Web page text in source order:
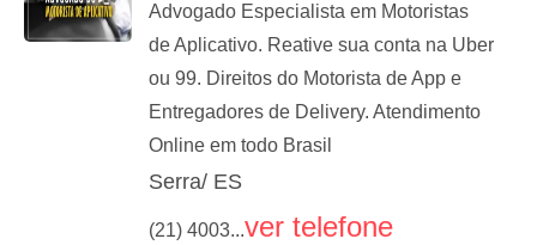
Advogado Especialista em Motoristas
de Aplicativo. Reative sua conta na Uber
ou 99. Direitos do Motorista de App e
Entregadores de Delivery. Atendimento
Online em todo Brasil
Serra/ ES
(21) 4003...ver telefone